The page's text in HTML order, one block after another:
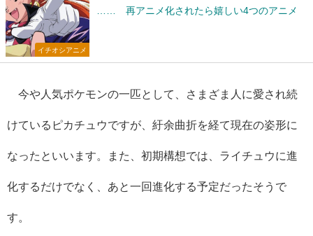
イチオシアニメ
…… 再アニメ化されたら嬉しい4つのアニメ
今や人気ポケモンの一匹として、さまざま人に愛され続
けているピカチュウですが、紆余曲折を経て現在の姿形に
なったといいます。また、初期構想では、ライチュウに進
化するだけでなく、あと一回進化する予定だったそうで
す。